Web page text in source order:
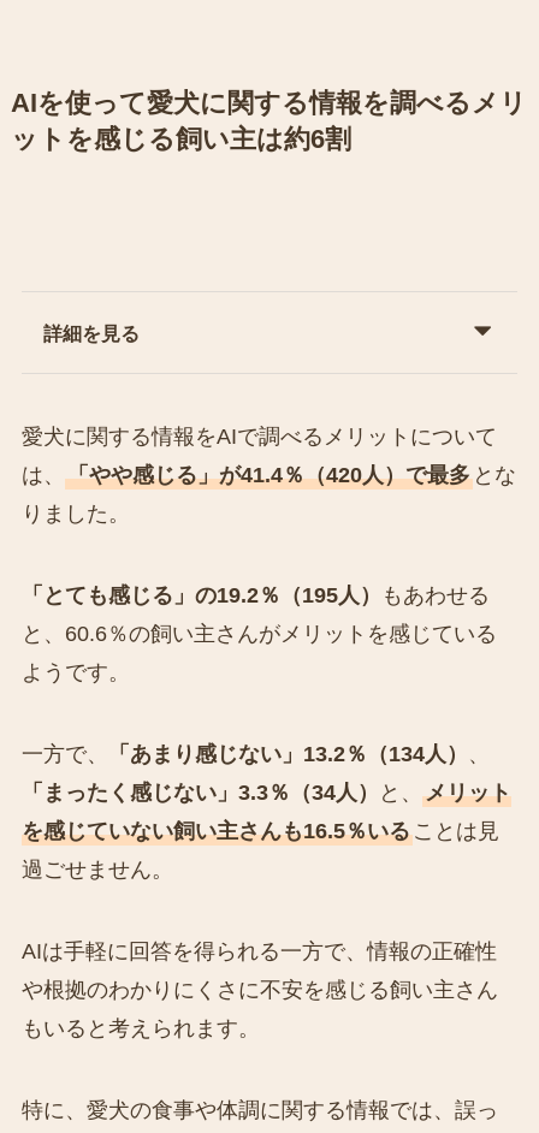
AIを使って愛犬に関する情報を調べるメリ
ットを感じる飼い主は約6割
詳細を見る
愛犬に関する情報をAIで調べるメリットについて
は、 「やや感じる」が41.4％（420人）で最多とな
りました。
「とても感じる」の19.2％（195人）
もあわせる
と、60.6％の飼い主さんがメリットを感じている
ようです。
一方で、 「あまり感じない」13.2％（134人）
、
「まったく感じない」3.3％（34人）
と、 メリット
を感じていない飼い主さんも16.5％いることは見
過ごせません。
AIは手軽に回答を得られる一方で、情報の正確性
や根拠のわかりにくさに不安を感じる飼い主さん
もいると考えられます。
特に、愛犬の食事や体調に関する情報では、誤っ